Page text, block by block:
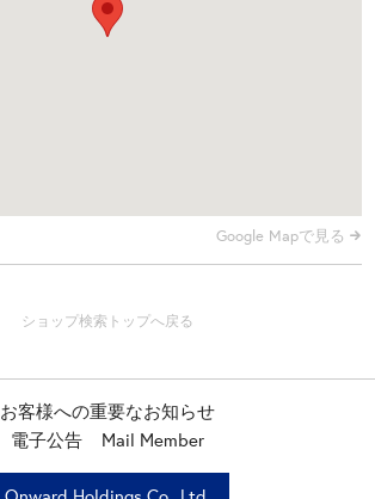
Google Mapで見る
お客様への重要なお知らせ
電子公告
Mail Member